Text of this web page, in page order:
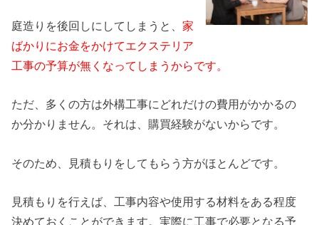
庭造りを後回しにしてしまうと、家
ばかりにお金をかけてエクステリア
工事の予算が無くなってしまうからです。
ただ、多くの方は外構工事にどれだけの費用がかかるの
か分かりません。それは、購買経験がないからです。
そのため、見積もりをしてもらう方がほとんどです。
見積もりを行えば、工事内容や使用する材料をある程度
決めておくことができます。実際に工事で必要となる予